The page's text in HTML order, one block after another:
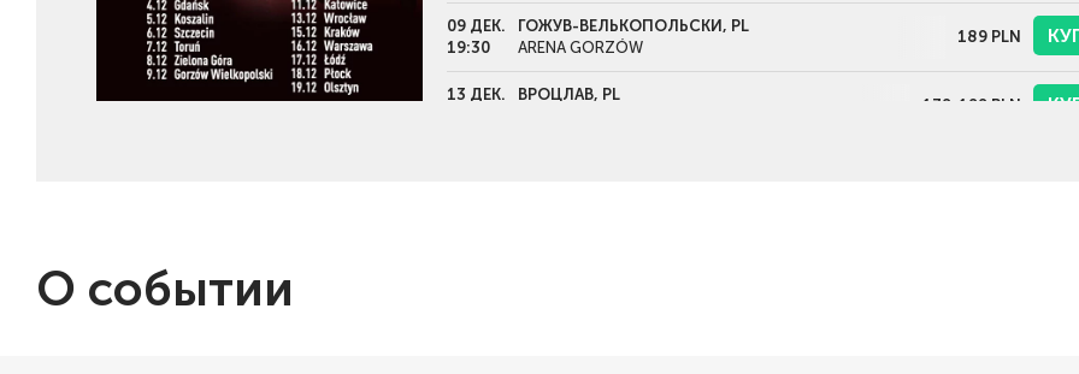
09 ДЕК.
19:30
ГОЖУВ-ВЕЛЬКОПОЛЬСКИ, PL
ARENA GORZÓW
189PLN
13 ДЕК.
ВРОЦЛАВ, PL
179-199 PLN
О событии